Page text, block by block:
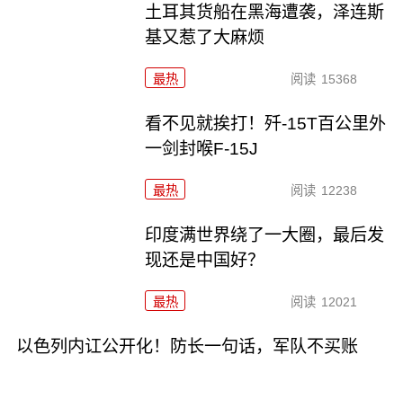
土耳其货船在黑海遭袭，泽连斯
基又惹了大麻烦
最热 阅读 15368
看不见就挨打！歼-15T百公里外
一剑封喉F-15J
最热 阅读 12238
印度满世界绕了一大圈，最后发
现还是中国好？
最热 阅读 12021
以色列内讧公开化！防长一句话，军队不买账